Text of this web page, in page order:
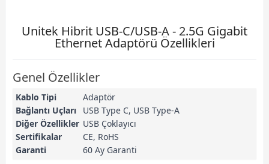
Unitek Hibrit USB-C/USB-A - 2.5G Gigabit
Ethernet Adaptörü Özellikleri
Genel Özellikler
Kablo Tipi
Adaptör
Bağlantı Uçları
USB Type C, USB Type-A
Diğer Özellikler USB Çoklayıcı
Sertifikalar
CE, RoHS
Garanti
60 Ay Garanti